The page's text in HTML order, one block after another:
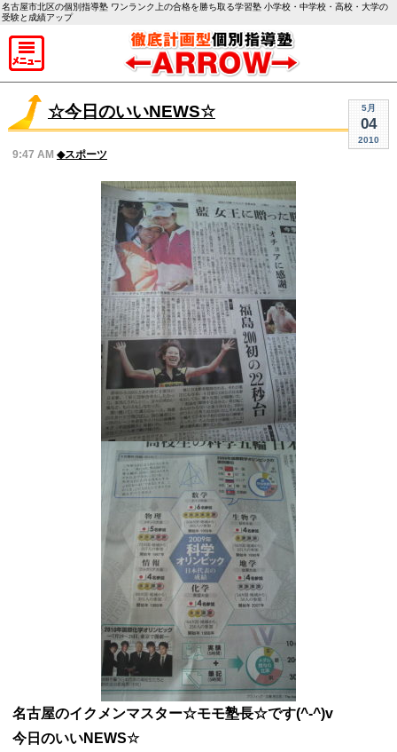
名古屋市北区の個別指導塾 ワンランク上の合格を勝ち取る学習塾 小学校・中学校・高校・大学の
受験と成績アップ
5月
04
2010
☆今日のいいNEWS☆
9:47 AM ◆スポーツ
名古屋のイクメンマスター☆モモ塾長☆です(^-^)v
今日のいいNEWS☆